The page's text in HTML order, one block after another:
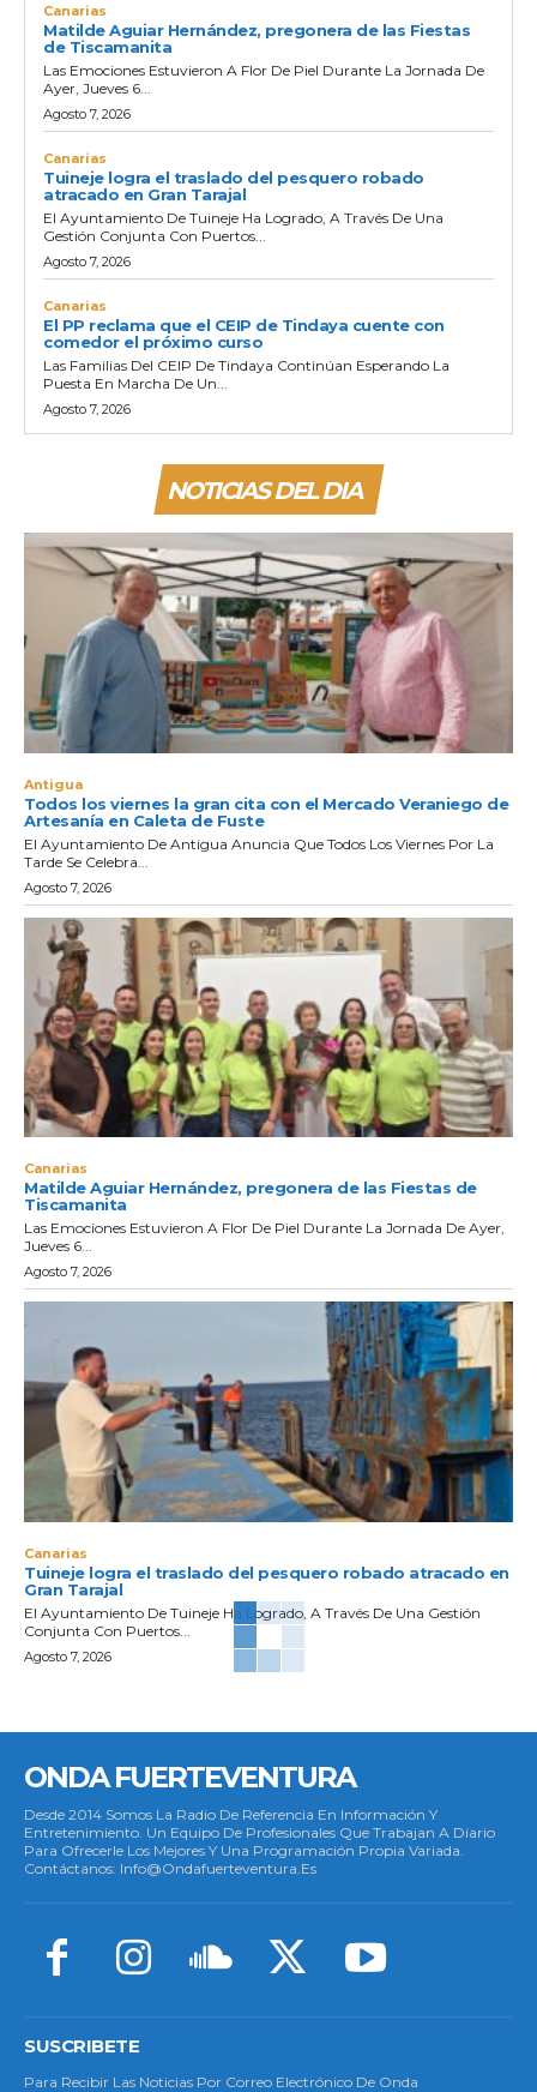
Canarias
Matilde Aguiar Hernández, pregonera de las Fiestas
de Tiscamanita
Las Emociones Estuvieron A Flor De Piel Durante La Jornada De
Ayer, Jueves 6...
Agosto 7, 2026
Canarias
Tuineje logra el traslado del pesquero robado
atracado en Gran Tarajal
El Ayuntamiento De Tuineje Ha Logrado, A Través De Una
Gestión Conjunta Con Puertos...
Agosto 7, 2026
Canarias
El PP reclama que el CEIP de Tindaya cuente con
comedor el próximo curso
Las Familias Del CEIP De Tindaya Continúan Esperando La
Puesta En Marcha De Un...
Agosto 7, 2026
NOTICIAS DEL DIA
Antigua
Todos los viernes la gran cita con el Mercado Veraniego de
Artesanía en Caleta de Fuste
El Ayuntamiento De Antigua Anuncia Que Todos Los Viernes Por La
Tarde Se Celebra...
Agosto 7, 2026
Canarias
Matilde Aguiar Hernández, pregonera de las Fiestas de
Tiscamanita
Las Emociones Estuvieron A Flor De Piel Durante La Jornada De Ayer,
Jueves 6...
Agosto 7, 2026
Canarias
Tuineje logra el traslado del pesquero robado atracado en
Gran Tarajal
El Ayuntamiento De Tuineje Ha Logrado, A Través De Una Gestión
Conjunta Con Puertos...
Agosto 7, 2026
ONDA FUERTEVENTURA
Desde 2014 Somos La Radio De Referencia En Información Y
Entretenimiento. Un Equipo De Profesionales Que Trabajan A Diario
Para Ofrecerle Los Mejores Y Una Programación Propia Variada.
Contáctanos: Info@ondafuerteventura.es
SUSCRIBETE
Para Recibir Las Noticias Por Correo Electrónico De Onda